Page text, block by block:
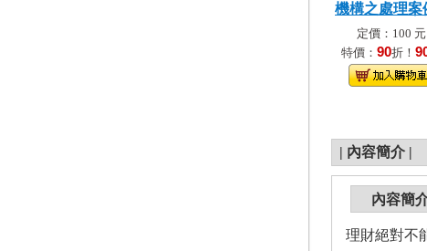
機構之處理案
定價：100 元
特價： 90折！
| 內容簡介 |
內容簡
理財絕對不